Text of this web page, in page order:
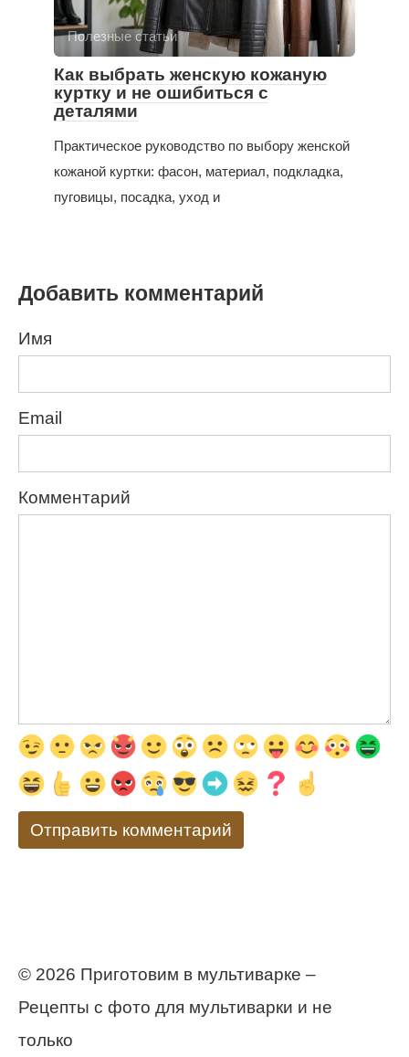
Полезные статьи
Как выбрать женскую кожаную
куртку и не ошибиться с
деталями
Практическое руководство по выбору женской
кожаной куртки: фасон, материал, подкладка,
пуговицы, посадка, уход и
Добавить комментарий
Имя
Email
Комментарий
© 2026 Приготовим в мультиварке –
Рецепты с фото для мультиварки и не
только